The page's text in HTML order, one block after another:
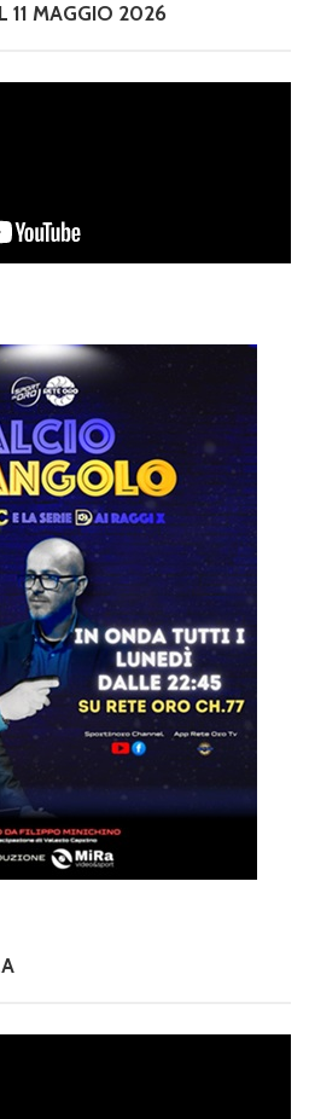
11 MAGGIO 2026